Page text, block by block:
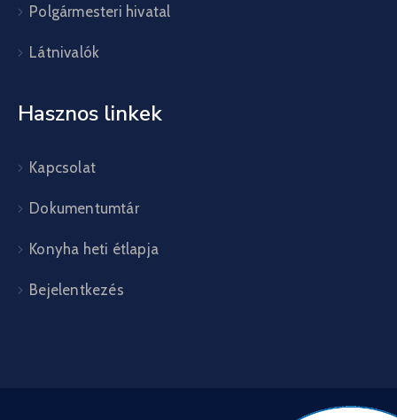
Polgármesteri hivatal
Látnivalók
Hasznos linkek
Kapcsolat
Dokumentumtár
Konyha heti étlapja
Bejelentkezés